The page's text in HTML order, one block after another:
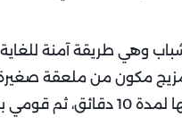
وهي طريقة آمنة للغاية
ثم عصرها ووضعها على مكان حب